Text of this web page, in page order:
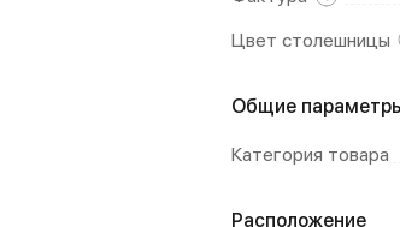
Цвет столешницы
Общие
Категория товара
Расположение